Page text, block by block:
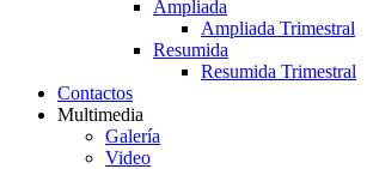
Ampliada
Ampliada Trimestral
Resumida
Resumida Trimestral
Contactos
Multimedia
Galería
Video